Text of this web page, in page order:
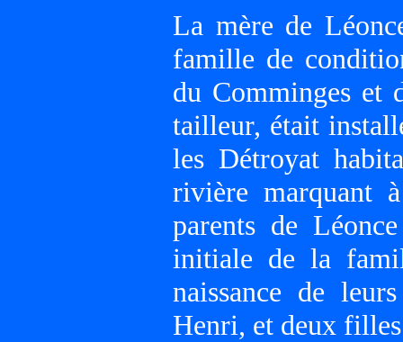
La mère de
famille de
du Comminges et
tailleur, était
les Détroyat
rivière marquant
parents de
initiale de la
naissance de
Henri, et deux